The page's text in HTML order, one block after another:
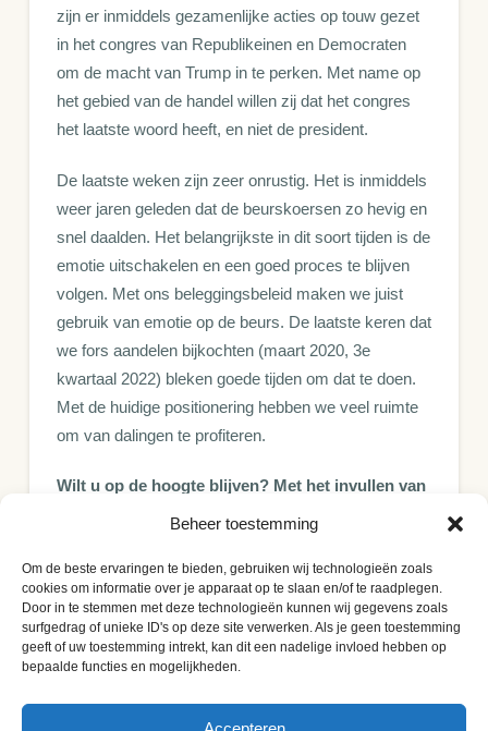
Beheer toestemming
Om de beste ervaringen te bieden, gebruiken wij technologieën zoals
cookies om informatie over je apparaat op te slaan en/of te raadplegen.
Door in te stemmen met deze technologieën kunnen wij gegevens zoals
surfgedrag of unieke ID's op deze site verwerken. Als je geen toestemming
geeft of uw toestemming intrekt, kan dit een nadelige invloed hebben op
bepaalde functies en mogelijkheden.
zijn er inmiddels gezamenlijke acties op touw gezet
in het congres van Republikeinen en Democraten
om de macht van Trump in te perken. Met name op
het gebied van de handel willen zij dat het congres
het laatste woord heeft, en niet de president.
De laatste weken zijn zeer onrustig. Het is inmiddels
weer jaren geleden dat de beurskoersen zo hevig en
snel daalden. Het belangrijkste in dit soort tijden is de
emotie uitschakelen en een goed proces te blijven
volgen. Met ons beleggingsbeleid maken we juist
gebruik van emotie op de beurs. De laatste keren dat
we fors aandelen bijkochten (maart 2020, 3e
kwartaal 2022) bleken goede tijden om dat te doen.
Met de huidige positionering hebben we veel ruimte
om van dalingen te profiteren.
Wilt u op de hoogte blijven? Met het invullen van
uw e-mailadres geeft u toestemming om onze
E-mailadres: